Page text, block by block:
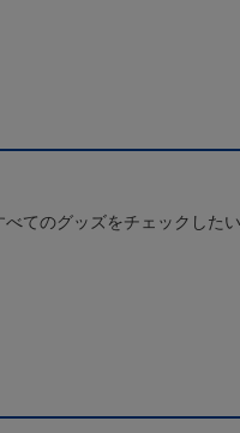
てのグッズをチェックした